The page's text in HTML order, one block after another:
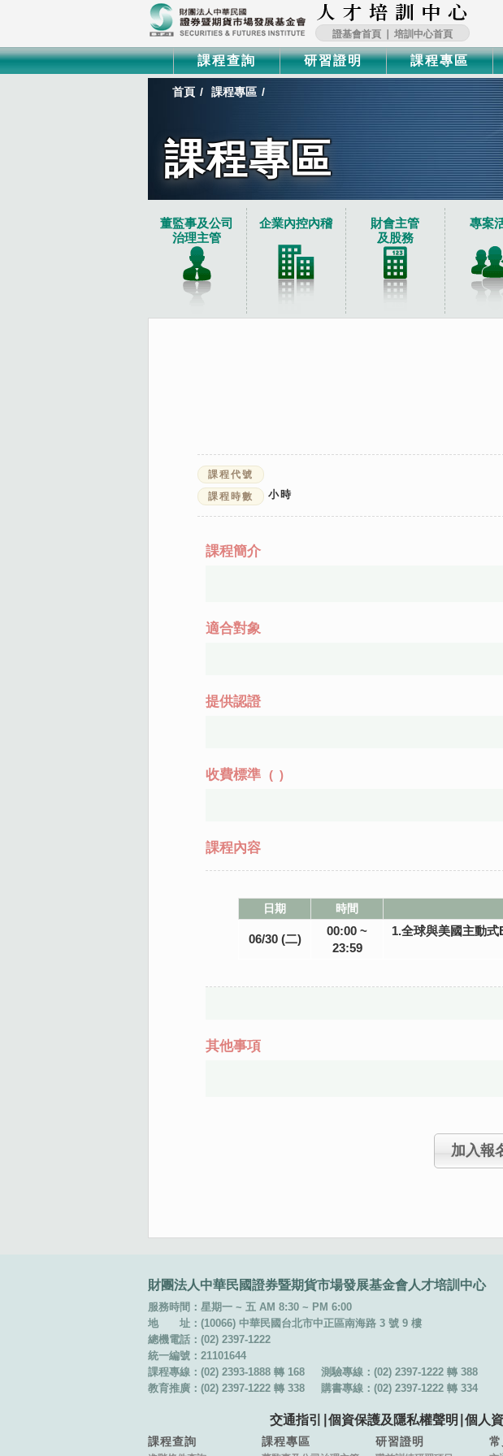
證基會首頁 培訓中心首頁
課程查詢 研習證明 課程專區
首頁 課程專區
課程專區
董監事及公司
治理主管
企業內控內稽
財會主管
及股務
專案
課程代號
課程時數
小時
課程簡介
適合對象
提供認證
收費標準 ( )
課程內容
日期 時間
06/30 (二)
00:00 ~
23:59
1.全球與美國主動式
其他事項
加入報
財團法人中華民國證券暨期貨市場發展基金會人才培訓中心
服務時間：星期一 ~ 五 AM 8:30 ~ PM 6:00
地 址：(10066) 中華民國台北市中正區南海路 3 號 9 樓
總機電話：(02) 2397-1222
統一編號：21101644
課程專線：(02) 2393-1888 轉 168
測驗專線：(02) 2397-1222 轉 388
教育推廣：(02) 2397-1222 轉 338
購書專線：(02) 2397-1222 轉 334
交通指引 個資保護及隱私權聲明 個人
課程查詢 課程專區 研習證明